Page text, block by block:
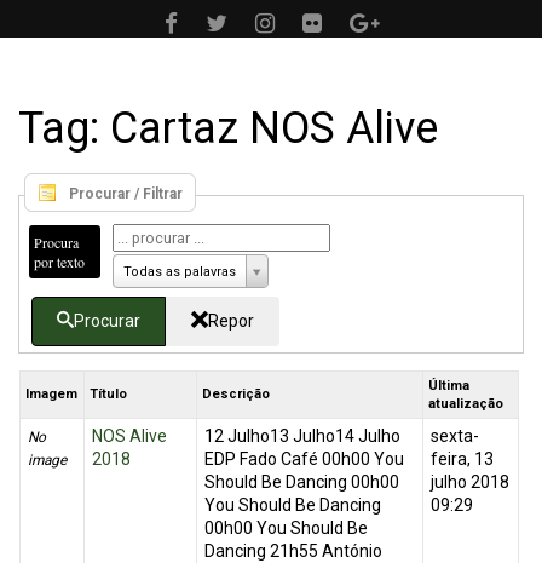
Tag: Cartaz NOS Alive
Procurar / Filtrar
Procura
por texto
Todas as palavras
Procurar Repor
Imagem Título Descrição
Última
atualização
No
image
NOS Alive
2018
12 Julho13 Julho14 Julho
EDP Fado Café 00h00 You
Should Be Dancing 00h00
You Should Be Dancing
00h00 You Should Be
Dancing 21h55 António
sexta-
feira, 13
julho 2018
09:29